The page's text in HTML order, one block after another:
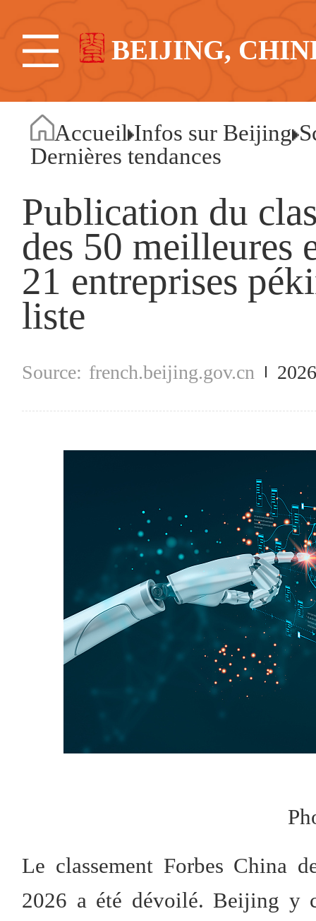
BEIJING,
Accueil Infos sur Beijing
Dernières tendances
Publication du
des 50 meilleures
21 entreprises
liste
french.beijing.gov.cn
Le classement Forbes China
2026 a été dévoilé. Beijing y